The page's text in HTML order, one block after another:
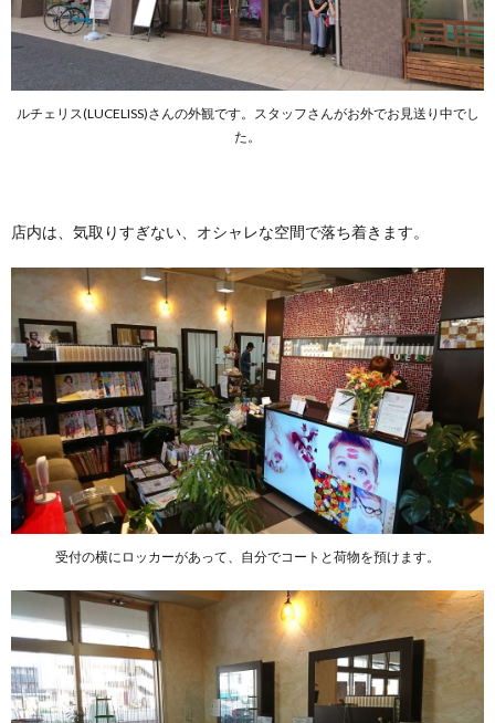
ルチェリス(LUCELISS)さんの外観です。スタッフさんがお外でお見送り中でし
た。
店内は、気取りすぎない、オシャレな空間で落ち着きます。
受付の横にロッカーがあって、自分でコートと荷物を預けます。